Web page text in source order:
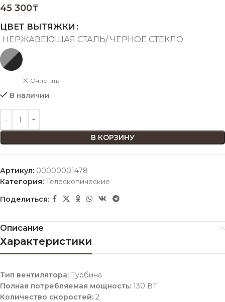
45 300₸
ЦВЕТ ВЫТЯЖКИ
НЕРЖАВЕЮЩАЯ СТАЛЬ/ ЧЕРНОЕ СТЕКЛО
Очистить
В наличии
В КОРЗИНУ
Артикул: 00000001478
Категория: Телескопические
Поделиться:
Описание
Характеристики
Тип вентилятора: Турбина
Полная потребляемая мощность: 130 ВТ
Количество скоростей: 2